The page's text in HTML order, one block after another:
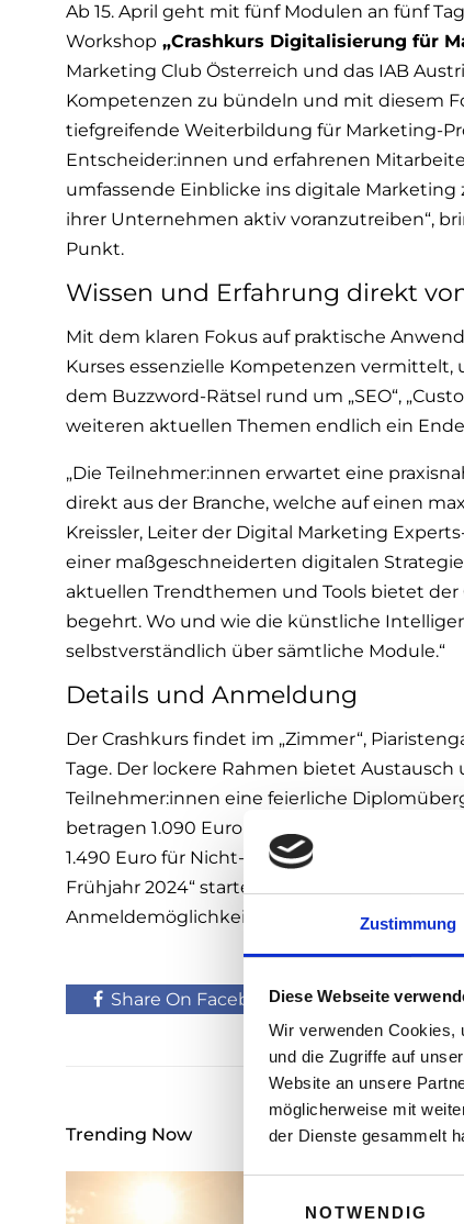
Zustimmung
Diese Webseite
Wir verwenden Cookies,
und die Zugriffe auf
Website an unsere
möglicherweise mit
der Dienste gesammelt
NOTWENDIG
Ab 15. April geht mit fünf Modulen an fünf
Workshop „Crashkurs Digitalisierung für
Marketing Club Österreich und das IAB
Kompetenzen zu bündeln und mit diesem
tiefgreifende Weiterbildung für Marketing-
Entscheider:innen und erfahrenen
umfassende Einblicke ins digitale
ihrer Unternehmen aktiv voranzutreiben“,
Punkt.
Wissen und Erfahrung direkt
Mit dem klaren Fokus auf praktische
Kurses essenzielle Kompetenzen
dem Buzzword-Rätsel rund um „SEO“,
weiteren aktuellen Themen endlich ein
„Die Teilnehmer:innen erwartet eine
direkt aus der Branche, welche auf einen
Kreissler, Leiter der Digital Marketing
einer maßgeschneiderten digitalen
aktuellen Trendthemen und Tools bietet der
begehrt. Wo und wie die künstliche
selbstverständlich über sämtliche Module.“
Details und Anmeldung
Der Crashkurs findet im „Zimmer“,
Tage. Der lockere Rahmen bietet
Teilnehmer:innen eine feierliche
betragen 1.090 Euro für Mitglieder des
1.490 Euro für Nicht-Mitglieder. Der
Frühjahr 2024“ startet am 15. April. Weitere
Anmeldemöglichkeit gibt es unter
Share On Facebook Tweet It
Trending Now